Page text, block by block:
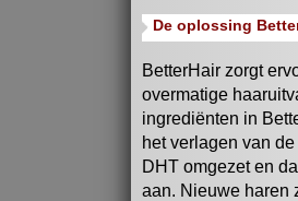
De oplossing
BetterHair zorgt
overmatige
ingrediënten in
het verlagen van
DHT omgezet en
aan. Nieuwe haren